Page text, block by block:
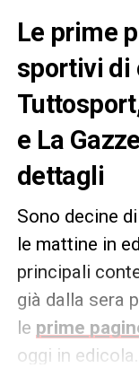
Le prime
sportivi di
e La
dettagli
Sono decine
le mattine in
principali
già dalla sera
le prime
oggi in edicola.